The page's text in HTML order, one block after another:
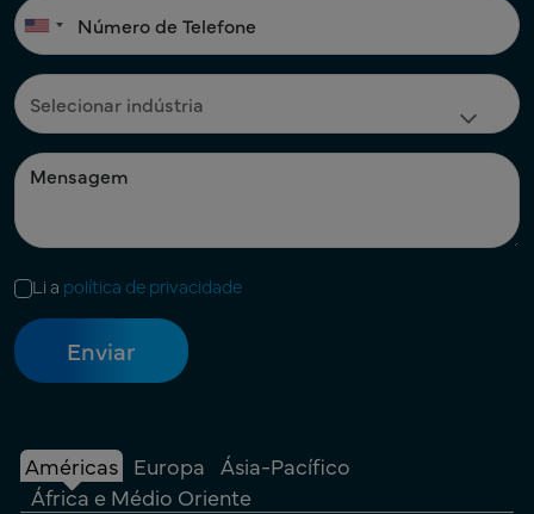
Li a política de privacidade
Américas Europa Ásia-Pacífico
África e Médio Oriente